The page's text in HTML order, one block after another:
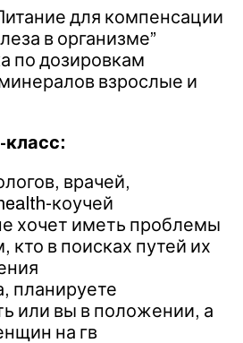
для компенсации
в организме”
по дозировкам
взрослые и
класс:
врачей,
коучей
хочет иметь проблемы
кто в поисках путей их
планируете
или вы в положении, а
на гв